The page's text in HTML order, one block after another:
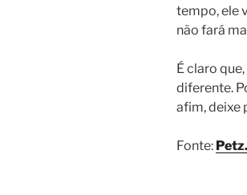
tempo, ele
não fará
É claro
diferente.
afim, deixe
Fonte: Petz.